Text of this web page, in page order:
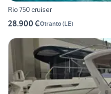
Rio 750 cruiser
28.900 €Otranto(LE)